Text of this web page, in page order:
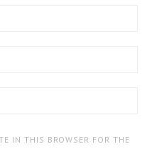
IN THIS BROWSER FOR THE